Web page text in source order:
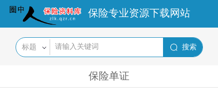
保险专业资源下载网站
保险单证